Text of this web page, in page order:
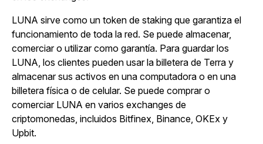
LUNA sirve como un token de staking que garantiza el
funcionamiento de toda la red. Se puede almacenar,
comerciar o utilizar como garantía. Para guardar los
LUNA, los clientes pueden usar la billetera de Terra y
almacenar sus activos en una computadora o en una
billetera física o de celular. Se puede comprar o
comerciar LUNA en varios exchanges de
criptomonedas, incluidos Bitfinex, Binance, OKEx y
Upbit.